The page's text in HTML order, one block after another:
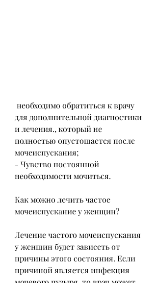
для дополнительной диагностики
и лечения., который не
полностью опустошается после
мочеиспускания;
- Чувство постоянной
необходимости мочиться.
Как можно лечить частое
мочеиспускание у женщин?
Лечение частого мочеиспускания
у женщин будет зависеть от
причины этого состояния. Если
причиной является инфекция